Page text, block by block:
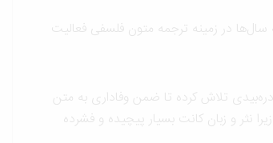
در زمینه ترجمه متون فلسفی فعالیت
تلاش کرده تا ضمن وفاداری به متن
نثر و زبان کانت بسیار پیچیده و فشرده